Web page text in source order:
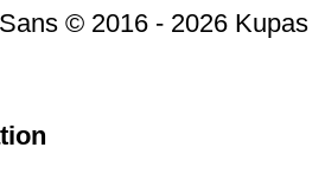
© 2016 - 2026 Kupas